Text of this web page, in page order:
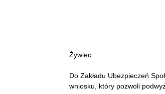
Żywiec
Do Zakładu Ubezpieczeń
wniosku, który pozwoli